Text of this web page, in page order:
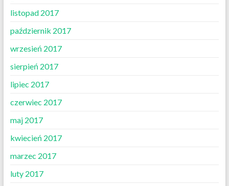
listopad 2017
październik 2017
wrzesień 2017
sierpień 2017
lipiec 2017
czerwiec 2017
maj 2017
kwiecień 2017
marzec 2017
luty 2017